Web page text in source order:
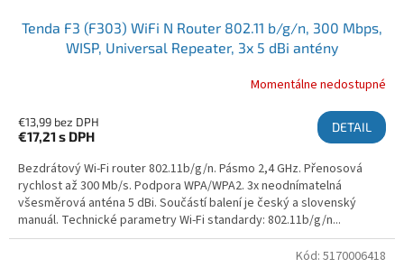
Tenda F3 (F303) WiFi N Router 802.11 b/g/n, 300 Mbps,
WISP, Universal Repeater, 3x 5 dBi antény
Momentálne nedostupné
€13,99 bez DPH
€17,21 s DPH
DETAIL
Bezdrátový Wi-Fi router 802.11b/g/n. Pásmo 2,4 GHz. Přenosová
rychlost až 300 Mb/s. Podpora WPA/WPA2. 3x neodnímatelná
všesměrová anténa 5 dBi. Součástí balení je český a slovenský
manuál. Technické parametry Wi-Fi standardy: 802.11b/g/n...
Kód: 5170006418